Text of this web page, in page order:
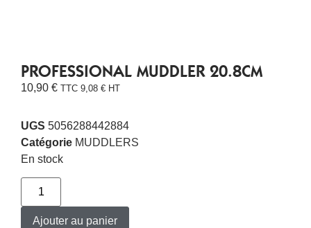
PROFESSIONAL MUDDLER 20.8CM
10,90 € TTC 9,08 € HT
UGS 5056288442884
Catégorie MUDDLERS
En stock
Ajouter au panier